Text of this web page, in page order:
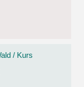
/ Kurs